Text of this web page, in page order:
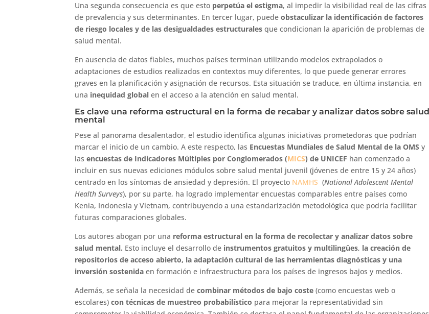
Una segunda consecuencia es que esto perpetúa el estigma, al impedir la visibilidad real de las cifras
de prevalencia y sus determinantes. En tercer lugar, puedeobstaculizar la identificación de factores
de riesgo locales y de las desigualdades estructurales que condicionan la aparición de problemas de
salud mental.
En ausencia de datos fiables, muchos países terminan utilizando modelos extrapolados o
adaptaciones de estudios realizados en contextos muy diferentes, lo que puede generar errores
graves en la planificación y asignación de recursos. Esta situación se traduce, en última instancia, en
una inequidad global en el acceso a la atención en salud mental.
Es clave una reforma estructural en la forma de recabar y analizar datos sobre salud
mental
Pese al panorama desalentador, el estudio identifica algunas iniciativas prometedoras que podrían
marcar el inicio de un cambio. A este respecto, las Encuestas Mundiales de Salud Mental de la OMS y
lasencuestas de Indicadores Múltiples por Conglomerados (MICS) de UNICEF han comenzado a
incluir en sus nuevas ediciones módulos sobre salud mental juvenil (jóvenes de entre 15 y 24 años)
centrado en los síntomas de ansiedad y depresión. El proyecto NAMHS (National Adolescent Mental
Health Surveys), por su parte, ha logrado implementar encuestas comparables entre países como
Kenia, Indonesia y Vietnam, contribuyendo a una estandarización metodológica que podría facilitar
futuras comparaciones globales.
Los autores abogan por una reforma estructural en la forma de recolectar y analizar datos sobre
salud mental. Esto incluye el desarrollo de instrumentos gratuitos y multilingües, la creación de
repositorios de acceso abierto, la adaptación cultural de las herramientas diagnósticas y una
inversión sostenidaen formación e infraestructura para los países de ingresos bajos y medios.
Además, se señala la necesidad decombinar métodos de bajo coste (como encuestas web o
escolares)con técnicas de muestreo probabilístico para mejorar la representatividad sin